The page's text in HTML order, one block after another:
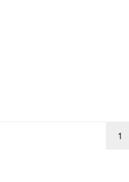
1